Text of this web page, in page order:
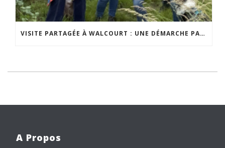
VISITE PARTAGÉE À WALCOURT : UNE DÉMARCHE PARTICIPATIVE ANIMÉE PAR ESPACE ENVIRONNEMENT
A Propos